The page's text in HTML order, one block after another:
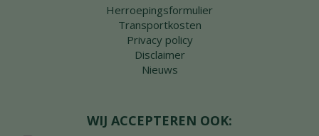
Herroepingsformulier
Transportkosten
Privacy policy
Disclaimer
Nieuws
WIJ ACCEPTEREN OOK: